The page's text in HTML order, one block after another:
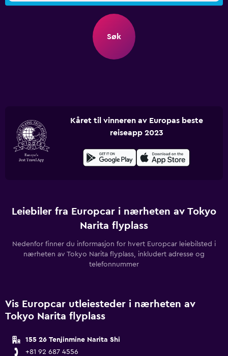
Søk
Kåret til vinneren av Europas beste
reiseapp 2023
Leiebiler fra Europcar i nærheten av Tokyo
Narita flyplass
Nedenfor finner du informasjon for hvert Europcar leiebilsted i
nærheten av Tokyo Narita flyplass, inkludert adresse og
telefonnummer
Vis Europcar utleiesteder i nærheten av
Tokyo Narita flyplass
155 26 Tenjinmine Narita Shi
+81 92 687 4556